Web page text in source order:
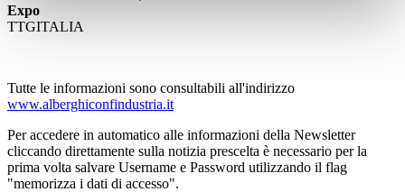
Expo
TTGITALIA
Tutte le informazioni sono consultabili all'indirizzo
www.alberghiconfindustria.it
Per accedere in automatico alle informazioni della Newsletter
cliccando direttamente sulla notizia prescelta è necessario per la
prima volta salvare Username e Password utilizzando il flag
"memorizza i dati di accesso".